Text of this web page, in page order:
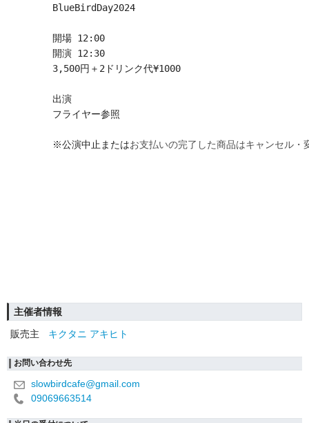
BlueBirdDay2024
開場 12:00
開演 12:30
3,500円＋2ドリンク代¥1000
出演
フライヤー参照
※公演中止またはお支払いの完了した商品はキャンセル
主催者情報
販売主
キクタニ アキヒト
お問い合わせ先
slowbirdcafe@gmail.com
09069663514